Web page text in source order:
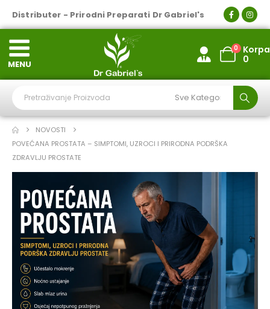
Distributer - Prirodni Preparati Dr Gabriel's
MENU
0
Korpa
0
NOVOSTI
POVEĆANA PROSTATA – SIMPTOMI, UZROCI I PRIRODNA PODRŠKA
ZDRAVLJU PROSTATE